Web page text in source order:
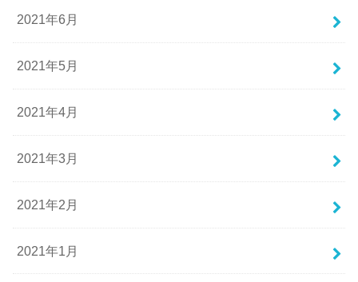
2021年6月
2021年5月
2021年4月
2021年3月
2021年2月
2021年1月